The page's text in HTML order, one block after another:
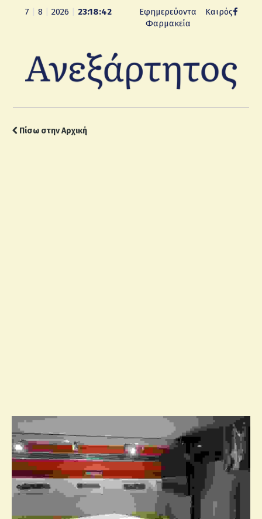
7 8 2026 23:18:43
Εφημερεύοντα
Φαρμακεία
Καιρός
Πίσω στην Αρχική